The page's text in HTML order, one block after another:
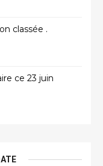
classée .
ce 23 juin